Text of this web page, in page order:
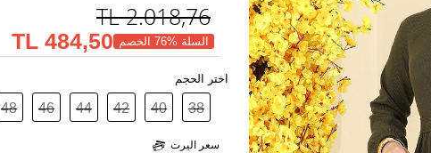
2.018,76
TL
السلة %76 الخصم 484,50 TL
اختر الحجم
38
40
42
44
46
48
سعر اليرت